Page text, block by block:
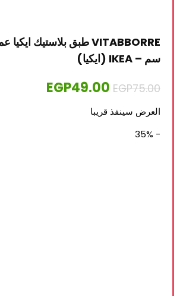
سم – IKEA (ايكيا)
EGP75.00
EGP49.00
العرض سينفذ قريبا
- 35%